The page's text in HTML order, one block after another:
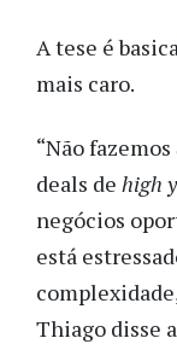
A tese é
mais caro.
“Não fazemos
deals de high
negócios
está
Thiago disse